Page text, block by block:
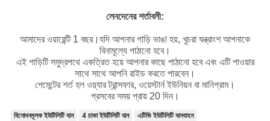
লেনদেনের শর্তাবলী:
আমাদের ওয়ারেন্টি 1 বছর।যদি আপনার গাড়ি ভাঙা হয়, খুচরা যন্ত্রাংশ আপনাকে
বিনামূল্যে পাঠানো হবে।
এই গাড়িটি সমুদ্রপথে একত্রিত হয়ে আপনার কাছে পাঠানো হবে এবং এটি পাওয়ার
সাথে সাথে আপনি রাইড করতে পারবেন।
পেমেন্টের শর্ত হল ওয়্যার ট্রান্সফার, ওয়েস্টার্ন ইউনিয়ন বা মানিগ্রাম।
প্রসবের সময় প্রায় 20 দিন।
বিনোদনমূলক ইউটিলিটি যান 4 চাকা ইউটিলিটি যান এটিভি ইউটিলিটি যানবাহন